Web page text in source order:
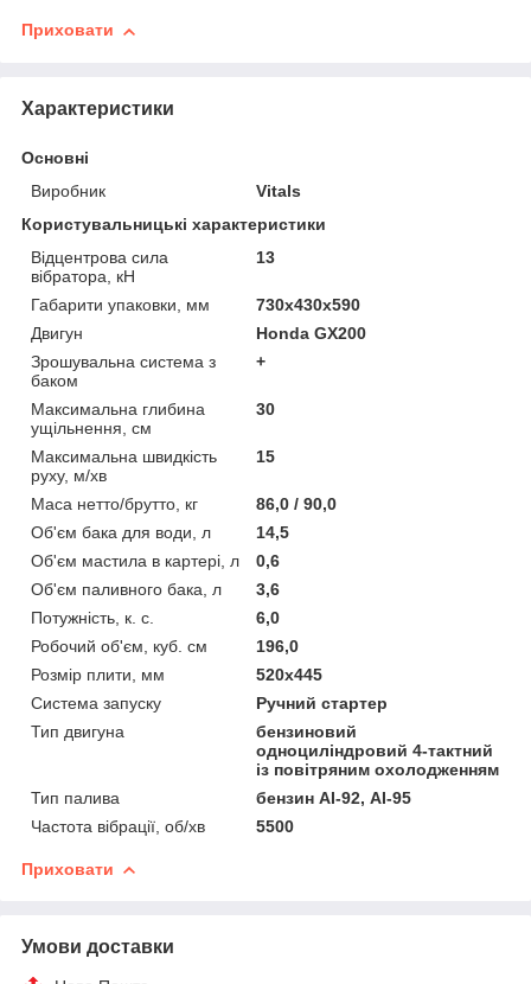
Приховати
Характеристики
Основні
Виробник
Vitals
Користувальницькі характеристики
Відцентрова сила
вібратора, кН
13
Габарити упаковки, мм
730х430х590
Двигун
Honda GX200
Зрошувальна система з
баком
+
Максимальна глибина
ущільнення, см
30
Максимальна швидкість
руху, м/хв
15
Маса нетто/брутто, кг
86,0 / 90,0
Об'єм бака для води, л
14,5
Об'єм мастила в картері, л
0,6
Об'єм паливного бака, л
3,6
Потужність, к. с.
6,0
Робочий об'єм, куб. см
196,0
Розмір плити, мм
520х445
Система запуску
Ручний стартер
Тип двигуна
бензиновий
одноциліндровий 4-тактний
із повітряним охолодженням
Тип палива
бензин АІ-92, АІ-95
Частота вібрації, об/хв
5500
Приховати
Умови доставки